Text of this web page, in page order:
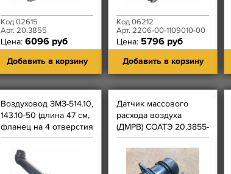
Код 02615
Арт. 20.3855
Цена: 6096 руб
Добавить в корзину
Код 06212
Арт. 2206-00-1109010-00
Цена: 5796 руб
Добавить в корзину
Воздуховод ЗМЗ-514.10,
143.10-50 (длина 47 см,
фланец на 4 отверстия
с одной стороны)
Датчик массового
расхода воздуха
(ДМРВ) СОАТЭ 20.3855-
10 (ПЛЕНКА)